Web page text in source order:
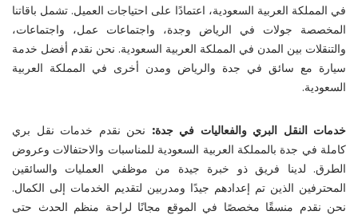
في المملكة العربية السعودية، اعتمادًا على احتياجات العميل. تشمل باقاتنا
المخصصة جولات في الرياض وجدة، واجتماعات عمل، واجتماعات،
والتنقلات بين المدن في المملكة العربية السعودية. نحن نقدم أفضل خدمة
سيارة مع سائق في جدة والرياض ومدن أخرى في المملكة العربية
السعودية.
خدمات النقل البري والفعاليات في جدة: نحن نقدم خدمات نقل بري
كاملة في جدة بالمملكة العربية السعودية للمناسبات والاحتفالات وعروض
الطرق. لدينا فريق ذو خبرة جيدة من موظفي العمليات والسائقين
المحترفين الذين تم إعدادهم جيدًا ومدربين لتقديم الخدمات إلى الكمال.
نحن نقدم منسقًا مخصصًا في الموقع مجانًا لراحة منظم الحدث حتى